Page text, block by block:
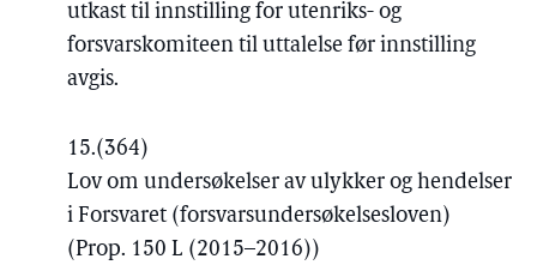
utkast til innstilling for utenriks- og
forsvarskomiteen til uttalelse før innstilling
avgis.
15.(364)
Lov om undersøkelser av ulykker og hendelser
i Forsvaret (forsvarsundersøkelsesloven)
(Prop. 150 L (2015–2016))